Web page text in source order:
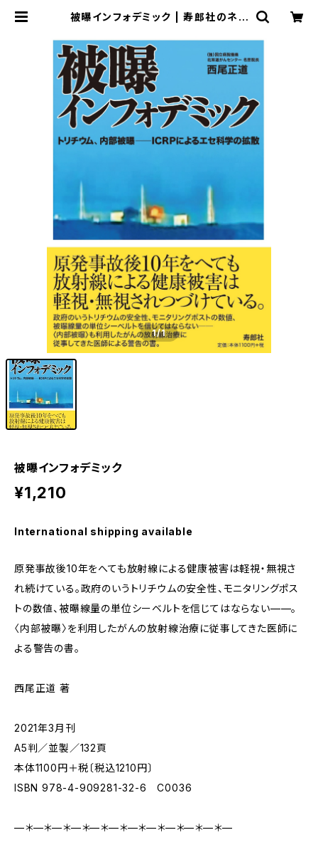
被曝インフォデミック | 寿郎社のネッ
1/1
被曝インフォデミック
¥1,210
International shipping available
原発事故後10年をへても放射線による健康被害は軽視・無視さ
れ続けている。政府のいうトリチウムの安全性、モニタリングポス
トの数値、被曝線量の単位シーベルトを信じてはならない——。
〈内部被曝〉を利用したがんの放射線治療に従事してきた医師に
よる警告の書。
西尾正道 著
2021年3月刊
A5判／並製／132頁
本体1100円＋税〔税込1210円〕
ISBN 978-4-909281-32-6 C0036
—＊—＊—＊—＊—＊—＊—＊—＊—＊—＊—＊—